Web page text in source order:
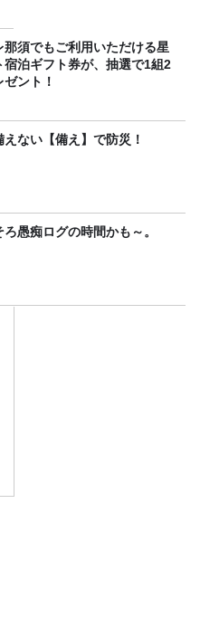
那須でもご利用いただける星
宿泊ギフト券が、抽選で1組2
ント！
ない【備え】で防災！
愚痴ログの時間かも～。